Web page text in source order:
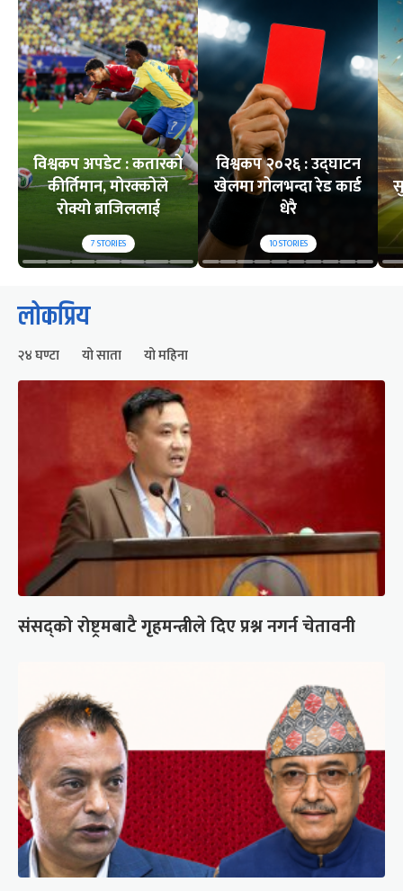
विश्वकप अपडेट : कतारको
कीर्तिमान, मोरक्कोले
रोक्यो ब्राजिललाई
7STORIES
विश्वकप २०२६ : उद्घाटन
खेलमा गोलभन्दा रेड कार्ड
धेरै
10STORIES
लोकप्रिय
२४ घण्टा यो साता यो महिना
संसद्को रोष्ट्रमबाटै गृहमन्त्रीले दिए प्रश्न नगर्न चेतावनी